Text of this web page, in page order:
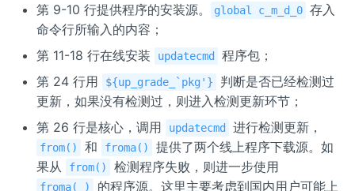
第 9-10 行提供程序的安装源。
global c_m_d_0 存入
命令行所输入的内容；
第 11-18 行在线安装
updatecmd
程序包；
第 24 行用
${up_grade_`pkg'}
判断是否已经检测过
更新，如果没有检测过，则进入检测更新环节；
第 26 行是核心，调用
updatecmd 进行检测更新，
from() 和 froma()
提供了两个线上程序下载源。如
果从
from() 检测程序失败，则进一步使用
froma( )
的程序源。这里主要考虑到国内用户可能上